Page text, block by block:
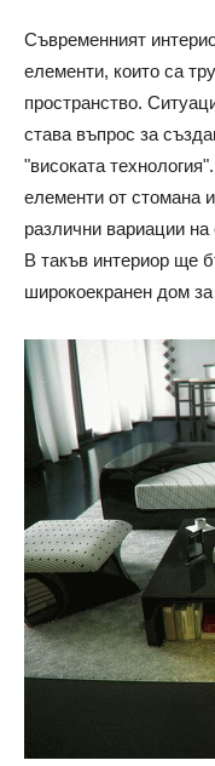
Съвременният
елементи, които са
пространство.
става въпрос за
"високата
елементи от стомана
различни вариации
В такъв интериор ще
широкоекранен дом